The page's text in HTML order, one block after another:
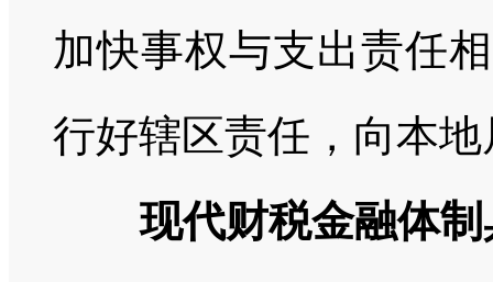
加快事权与支出责任
行好辖区责任，向本
现代财税金融体